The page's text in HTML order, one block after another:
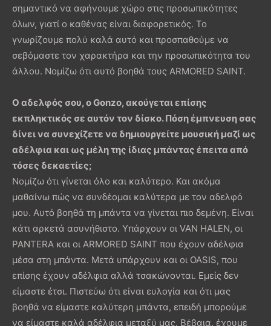
σημαντικό να αφήνουμε χώρο στις προσωπικότητες
όλων, γιατί ο καθένας είναι διαφορετικός. Το
γνωρίζουμε πολύ καλά αυτό και προσπαθούμε να
σεβόμαστε τον χαρακτήρα και την προσωπικότητα του
άλλου. Νομίζω ότι αυτό βοηθά τους ARMORED SAINT.
Ο αδελφός σου, οGonzo, ακούγεται επίσης
εκπληκτικός σε αυτόν τον δίσκο. Πόση έμπνευση σας
δίνει να συνεχίζετε να δημιουργείτε μουσική μαζί ως
αδέλφια και ως μέλη της ίδιας μπάντας έπειτα από
τόσες δεκαετίες;
Νομίζω ότι γίνεται όλο και καλύτερο. Και ακόμα
μαθαίνω πώς να συνδέομαι καλύτερα με τον αδελφό
μου. Αυτό βοηθά τη μπάντα να γίνεται πιο δεμένη. Είναι
κάτι αρκετά ασυνήθιστο. Υπάρχουν οι VAN HALEN, οι
PANTERA και οι ARMORED SAINT που έχουν αδέλφια
μέσα στη μπάντα. Μετά υπάρχουν και οι OASIS, που
επίσης έχουν αδέλφια αλλά τσακώνονται. Εμείς δεν
είμαστε έτσι. Πιστεύω ότι είναι ευλογία και ότι μας
βοηθά να είμαστε καλύτερη μπάντα, επειδή μπορούμε
να είμαστε καλά αδέλφια μεταξύ μας. Βέβαια, έχουμε